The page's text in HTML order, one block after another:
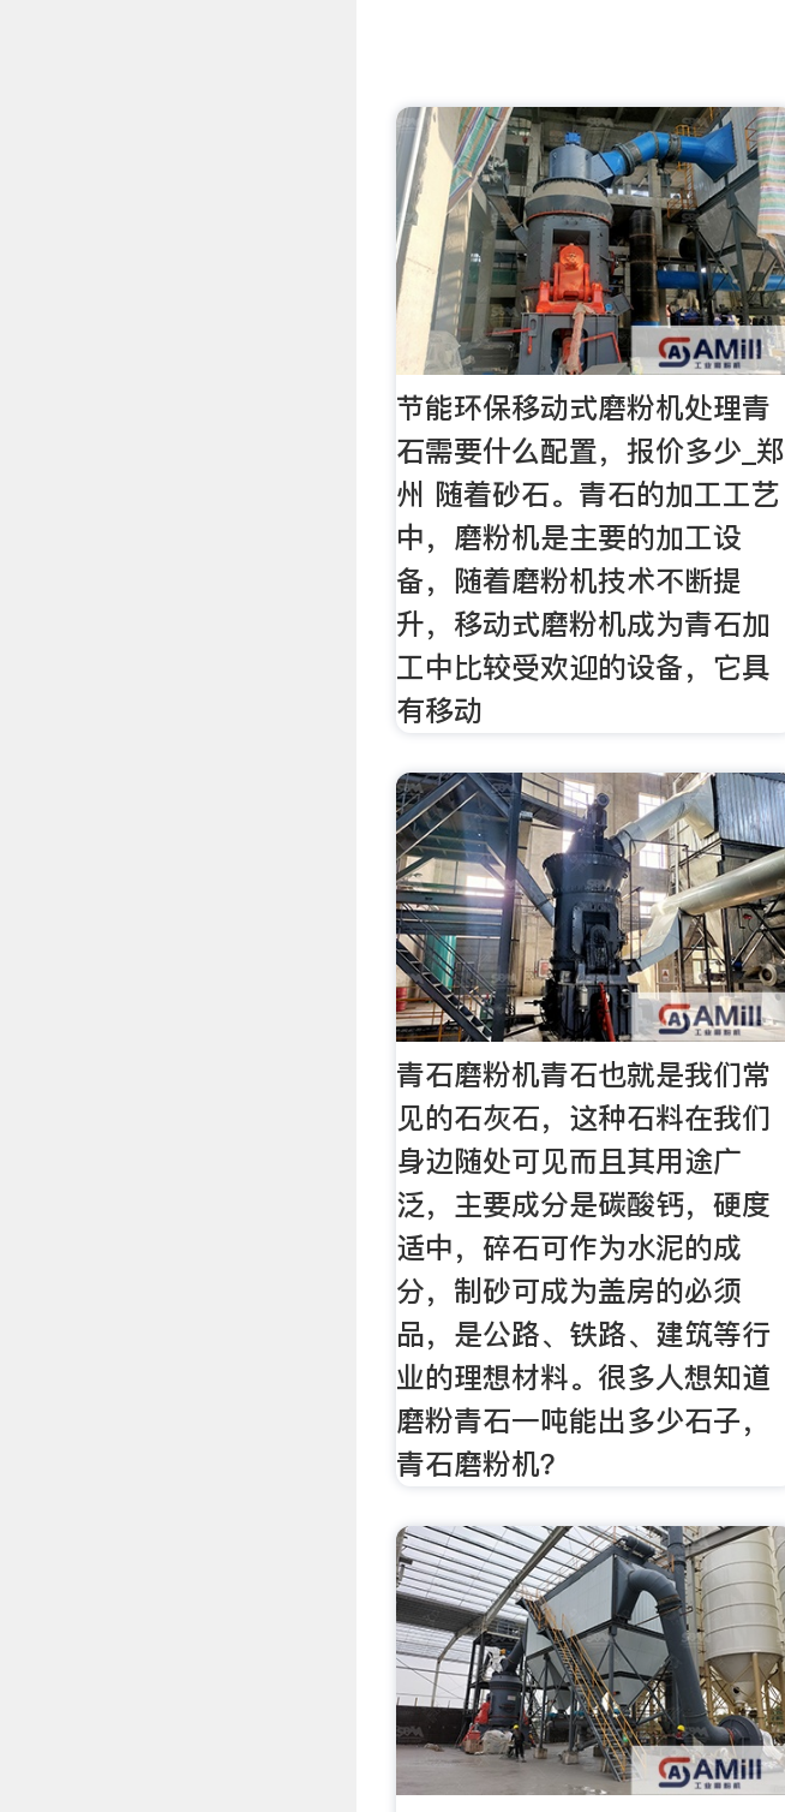
节能环保移动式磨粉机处理青
石需要什么配置，报价多少_郑
州 随着砂石。青石的加工工艺
中，磨粉机是主要的加工设
备，随着磨粉机技术不断提
升，移动式磨粉机成为青石加
工中比较受欢迎的设备，它具
有移动
青石磨粉机青石也就是我们常
见的石灰石，这种石料在我们
身边随处可见而且其用途广
泛，主要成分是碳酸钙，硬度
适中，碎石可作为水泥的成
分，制砂可成为盖房的必须
品，是公路、铁路、建筑等行
业的理想材料。很多人想知道
磨粉青石一吨能出多少石子，
青石磨粉机？